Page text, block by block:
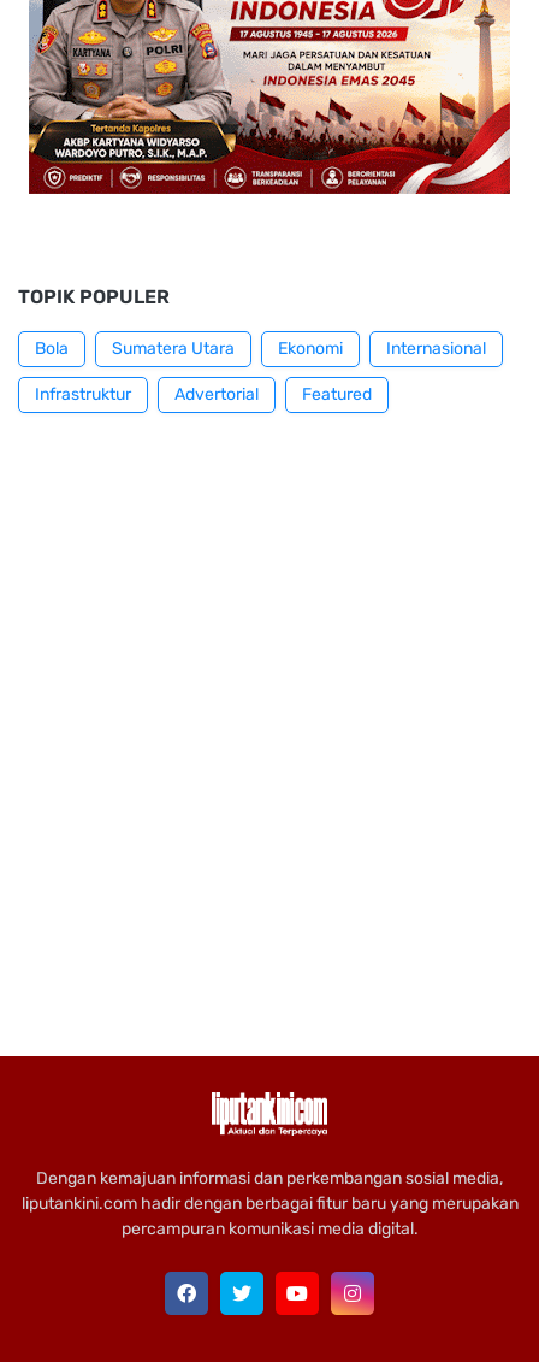
TOPIK POPULER
Bola Sumatera Utara Ekonomi Internasional
Infrastruktur Advertorial Featured
Dengan kemajuan informasi dan perkembangan sosial media,
liputankini.com hadir dengan berbagai fitur baru yang merupakan
percampuran komunikasi media digital.